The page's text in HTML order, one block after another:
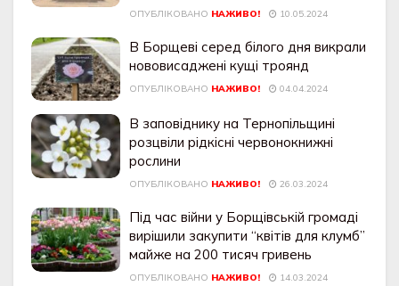
ОПУБЛІКОВАНО НАЖИВО! 10.05.2024
В Борщеві серед білого дня викрали
нововисаджені кущі троянд
ОПУБЛІКОВАНО НАЖИВО! 04.04.2024
В заповіднику на Тернопільщині
розцвіли рідкісні червонокнижні
рослини
ОПУБЛІКОВАНО НАЖИВО! 26.03.2024
Під час війни у Борщівській громаді
вирішили закупити “квітів для клумб”
майже на 200 тисяч гривень
ОПУБЛІКОВАНО НАЖИВО! 14.03.2024